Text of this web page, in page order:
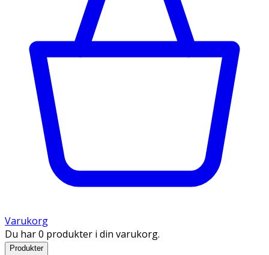
Varukorg
Du har 0 produkter i din varukorg.
Produkter